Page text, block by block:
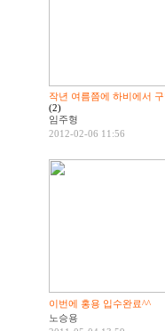
작년 여름쯤에 하비에서 구
(2)
임주형
2012-02-06 11:56
이번에 홍용 입수완료^^
노승용